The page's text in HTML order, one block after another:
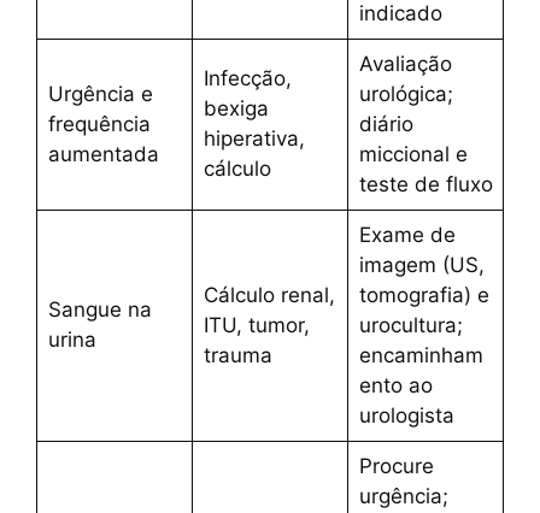
indicado
Urgência e
frequência
aumentada
Infecção,
bexiga
hiperativa,
cálculo
Avaliação
urológica;
diário
miccional e
teste de fluxo
Sangue na
urina
Cálculo renal,
ITU, tumor,
trauma
Exame de
imagem (US,
tomografia) e
urocultura;
encaminham
ento ao
urologista
Procure
urgência;